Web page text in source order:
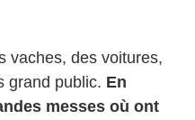
vaches, des voitures,
grand public. En
messes où ont